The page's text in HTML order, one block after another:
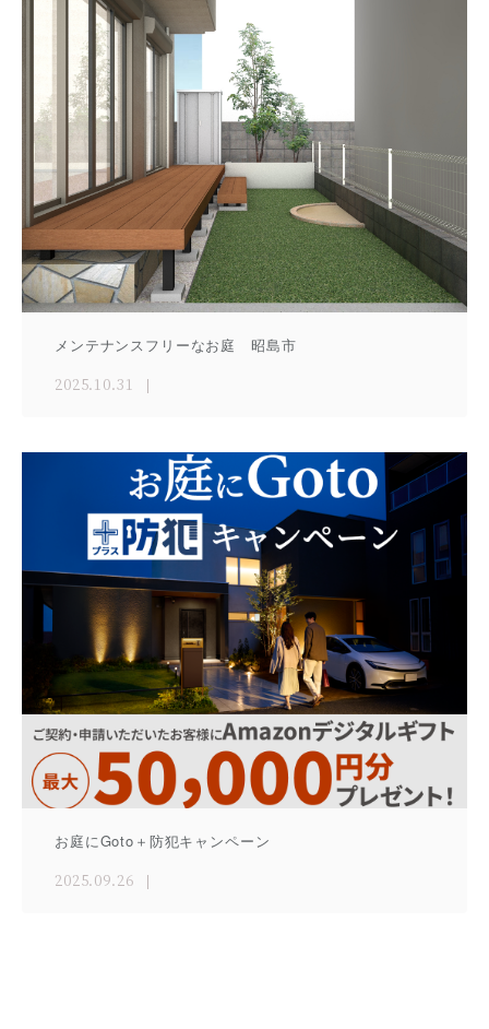
メンテナンスフリーなお庭 昭島市
2025.10.31
お庭にGoto＋防犯キャンペーン
2025.09.26